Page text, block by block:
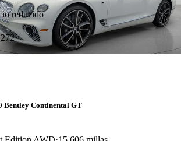
reducido
Bentley Continental GT